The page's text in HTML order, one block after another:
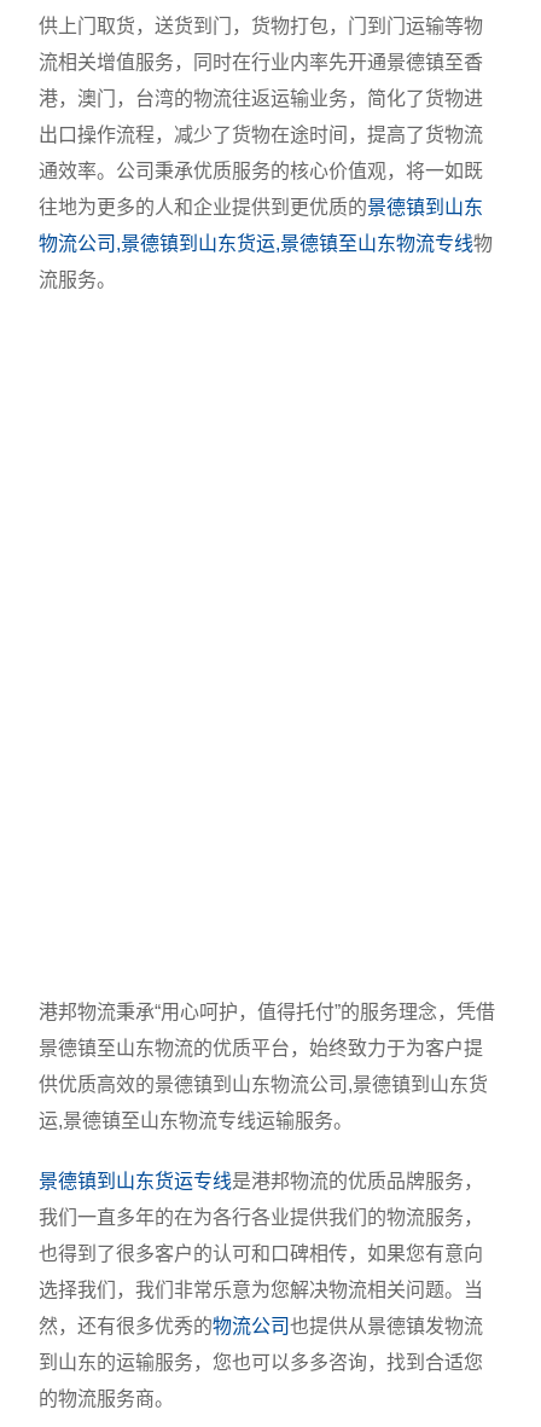
供上门取货，送货到门，货物打包，门到门运输等物
流相关增值服务，同时在行业内率先开通景德镇至香
港，澳门，台湾的物流往返运输业务，简化了货物进
出口操作流程，减少了货物在途时间，提高了货物流
通效率。公司秉承优质服务的核心价值观，将一如既
往地为更多的人和企业提供到更优质的景德镇到山东
物流公司,景德镇到山东货运,景德镇至山东物流专线物
流服务。
港邦物流秉承“用心呵护，值得托付”的服务理念，凭借
景德镇至山东物流的优质平台，始终致力于为客户提
供优质高效的景德镇到山东物流公司,景德镇到山东货
运,景德镇至山东物流专线运输服务。
景德镇到山东货运专线是港邦物流的优质品牌服务，
我们一直多年的在为各行各业提供我们的物流服务，
也得到了很多客户的认可和口碑相传，如果您有意向
选择我们，我们非常乐意为您解决物流相关问题。当
然，还有很多优秀的物流公司也提供从景德镇发物流
到山东的运输服务，您也可以多多咨询，找到合适您
的物流服务商。